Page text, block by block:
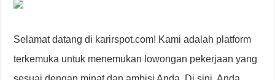
Selamat datang di karirspot.com! Kami adalah platform
terkemuka untuk menemukan lowongan pekerjaan yang